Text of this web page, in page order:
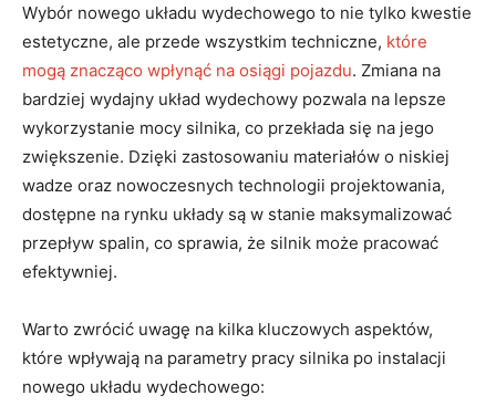
Wybór nowego układu wydechowego to nie tylko kwestie
estetyczne, ale przede wszystkim techniczne, które
mogą znacząco wpłynąć na osiągi pojazdu. Zmiana na
bardziej wydajny układ wydechowy pozwala na lepsze
wykorzystanie mocy silnika, co przekłada się na jego
zwiększenie. Dzięki zastosowaniu materiałów o niskiej
wadze oraz nowoczesnych technologii projektowania,
dostępne na rynku układy są w stanie maksymalizować
przepływ spalin, co sprawia, że silnik może pracować
efektywniej.
Warto zwrócić uwagę na kilka kluczowych aspektów,
które wpływają na parametry pracy silnika po instalacji
nowego układu wydechowego: